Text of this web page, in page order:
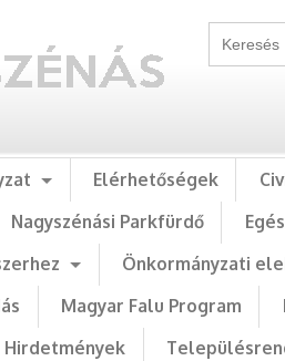
Elérhetőségek
Nagyszénási Parkfürdő
Önkormányzati
Magyar Falu Program
Hirdetmények